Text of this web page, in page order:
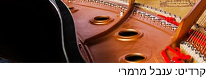
קרדיט: ענבל מרמרי